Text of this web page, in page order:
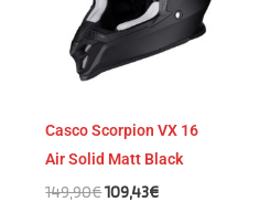
Casco Scorpion VX 16
Air Solid Matt Black
149,90€109,43€